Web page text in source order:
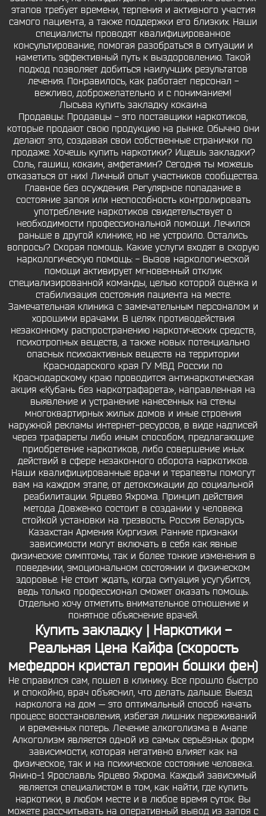
этапов требует времени, терпения и активного участия
самого пациента, а также поддержки его близких. Наши
специалисты проводят квалифицированное
консультирование, помогая разобраться в ситуации и
наметить эффективный путь к выздоровлению. Такой
подход позволяет добиться наилучших результатов
лечения. Понравилось, как работает персонал -
вежливо, доброжелательно и с пониманием!
Лысьва купить закладку кокаина
Продавцы: Продавцы - это поставщики наркотиков,
которые продают свою продукцию на рынке. Обычно они
делают это, создавая свои собственные странички по
продаже. Хочешь купить наркотики? Ищешь закладки?
Соль, гашиш, кокаин, амфетамин? Сегодня ты можешь
отказаться от них! Личный опыт участников сообщества.
Главное без осуждения. Регулярное попадание в
состояние запоя или неспособность контролировать
употребление наркотиков свидетельствует о
необходимости профессиональной помощи. Лечился
раньше в другой клинике, но не устроило. Остались
вопросы? Скорая помощь. Какие услуги входят в скорую
наркологическую помощь: - Вызов наркологической
помощи активирует мгновенный отклик
специализированной команды, целью которой оценка и
стабилизация состояния пациента на месте.
Замечательная клиника с замечательным персоналом и
хорошими врачами. В целях противодействия
незаконному распространению наркотических средств,
психотропных веществ, а также новых потенциально
опасных психоактивных веществ на территории
Краснодарского края ГУ МВД России по
Краснодарскому краю проводится антинаркотическая
акция «Кубань без наркотрафарета», направленная на
выявление и устранение нанесенных на стены
многоквартирных жилых домов и иные строения
наружной рекламы интернет-ресурсов, в виде надписей
через трафареты либо иным способом, предлагающие
приобретение наркотиков, либо совершение иных
действий в сфере незаконного оборота наркотиков.
Наши квалифицированные врачи и терапевты помогут
вам на каждом этапе, от детоксикации до социальной
реабилитации. Ярцево Яхрома. Принцип действия
метода Довженко состоит в создании у человека
стойкой установки на трезвость. Россия Беларусь
Казахстан Армения Киргизия. Ранние признаки
зависимости могут включать в себя как явные
физические симптомы, так и более тонкие изменения в
поведении, эмоциональном состоянии и физическом
здоровье. Не стоит ждать, когда ситуация усугубится,
ведь только профессионал сможет оказать помощь.
Отдельно хочу отметить внимательное отношение и
понятное объяснение врачей.
Купить закладку | Наркотики -
Реальная Цена Кайфа (скорость
мефедрон кристал героин бошки фен)
Не справился сам, пошел в клинику. Все прошло быстро
и спокойно, врач объяснил, что делать дальше. Выезд
нарколога на дом — это оптимальный способ начать
процесс восстановления, избегая лишних переживаний
и временных потерь. Лечение алкоголизма в Анапе
Алкоголизм является одной из самых серьёзных форм
зависимости, которая негативно влияет как на
физическое, так и на психическое состояние человека.
Янино-1 Ярославль Ярцево Яхрома. Каждый зависимый
является специалистом в том, как найти, где купить
наркотики, в любом месте и в любое время суток. Вы
можете рассчитывать на оперативный вывод из запоя с